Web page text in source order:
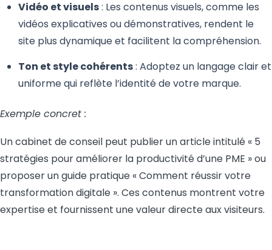
Vidéo et visuels: Les contenus visuels, comme les
vidéos explicatives ou démonstratives, rendent le
site plus dynamique et facilitent la compréhension.
Ton et style cohérents: Adoptez un langage clair et
uniforme qui reflète l’identité de votre marque.
Exemple concret :
Un cabinet de conseil peut publier un article intitulé « 5
stratégies pour améliorer la productivité d’une PME » ou
proposer un guide pratique « Comment réussir votre
transformation digitale ». Ces contenus montrent votre
expertise et fournissent une valeur directe aux visiteurs.